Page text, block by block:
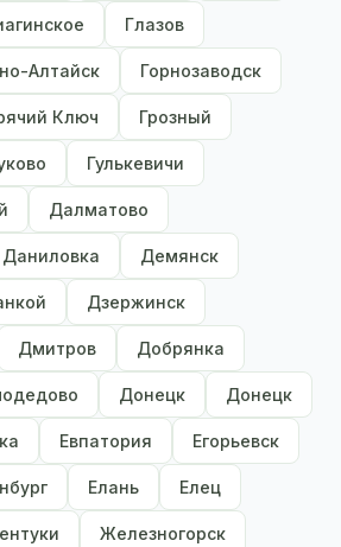
Глазов
Алтайск Горнозаводск
Ключ Грозный
Гулькевичи
Далматово
Даниловка Демянск
Дзержинск
Дмитров Добрянка
Донецк Донецк
Евпатория Егорьевск
Елань Елец
Железногорск